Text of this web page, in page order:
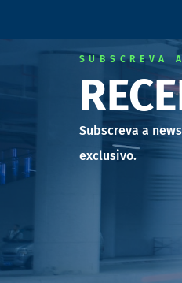
SUBSCREVA
Subscreva a
exclusivo.